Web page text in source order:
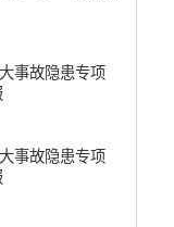
事故隐患专项
事故隐患专项